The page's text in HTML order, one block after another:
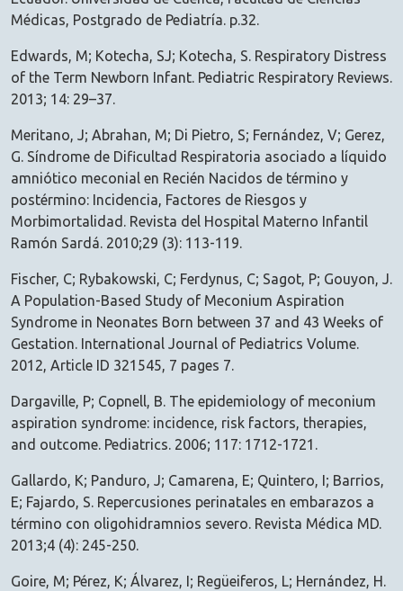
Médicas, Postgrado de Pediatría. p.32.
Edwards, M; Kotecha, SJ; Kotecha, S. Respiratory Distress
of the Term Newborn Infant. Pediatric Respiratory Reviews.
2013; 14: 29–37.
Meritano, J; Abrahan, M; Di Pietro, S; Fernández, V; Gerez,
G. Síndrome de Dificultad Respiratoria asociado a líquido
amniótico meconial en Recién Nacidos de término y
postérmino: Incidencia, Factores de Riesgos y
Morbimortalidad. Revista del Hospital Materno Infantil
Ramón Sardá. 2010;29 (3): 113-119.
Fischer, C; Rybakowski, C; Ferdynus, C; Sagot, P; Gouyon, J.
A Population-Based Study of Meconium Aspiration
Syndrome in Neonates Born between 37 and 43 Weeks of
Gestation. International Journal of Pediatrics Volume.
2012, Article ID 321545, 7 pages 7.
Dargaville, P; Copnell, B. The epidemiology of meconium
aspiration syndrome: incidence, risk factors, therapies,
and outcome. Pediatrics. 2006; 117: 1712-1721.
Gallardo, K; Panduro, J; Camarena, E; Quintero, I; Barrios,
E; Fajardo, S. Repercusiones perinatales en embarazos a
término con oligohidramnios severo. Revista Médica MD.
2013;4 (4): 245-250.
Goire, M; Pérez, K; Álvarez, I; Regüeiferos, L; Hernández, H.